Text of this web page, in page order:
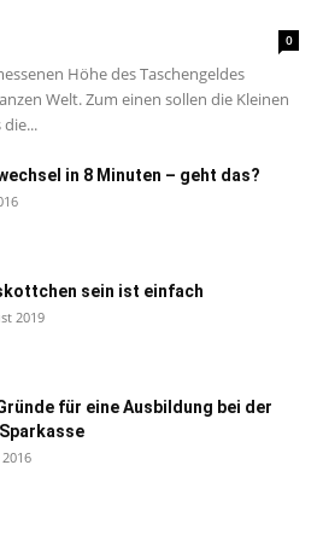
0
Höhe des Taschengeldes
Welt. Zum einen sollen die Kleinen
in 8 Minuten – geht das?
sein ist einfach
2019
für eine Ausbildung bei der